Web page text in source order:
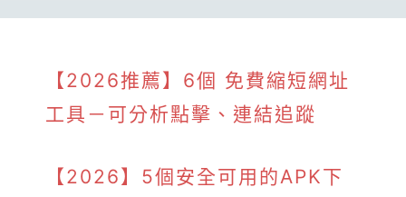
【2026推薦】6個 免費縮短網址
工具－可分析點擊、連結追蹤
【2026】5個安全可用的APK下